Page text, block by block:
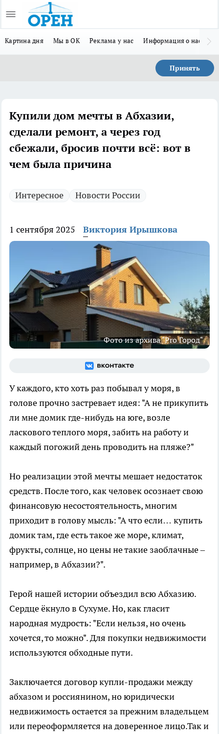
Картина дня Мы в ОК Реклама у нас Информация о нас
Принять
Купили дом мечты в Абхазии,
сделали ремонт, а через год
сбежали, бросив почти всё: вот в
чем была причина
Интересное Новости России
1 сентября 2025 Виктория Ирышкова
Фото из архива "Pro Город"
У каждого, кто хоть раз побывал у моря, в
голове прочно застревает идея: "А не прикупить
ли мне домик где-нибудь на юге, возле
ласкового теплого моря, забить на работу и
каждый погожий день проводить на пляже?"
Но реализации этой мечты мешает недостаток
средств. После того, как человек осознает свою
финансовую несостоятельность, многим
приходит в голову мысль: "А что если… купить
домик там, где есть такое же море, климат,
фрукты, солнце, но цены не такие заоблачные –
например, в Абхазии?".
Герой нашей истории объездил всю Абхазию.
Сердце ёкнуло в Сухуме. Но, как гласит
народная мудрость: "Если нельзя, но очень
хочется, то можно". Для покупки недвижимости
используются обходные пути.
Заключается договор купли-продажи между
абхазом и россиянином, но юридически
недвижимость остается за прежним владельцем
или переоформляется на доверенное лицо.Так и